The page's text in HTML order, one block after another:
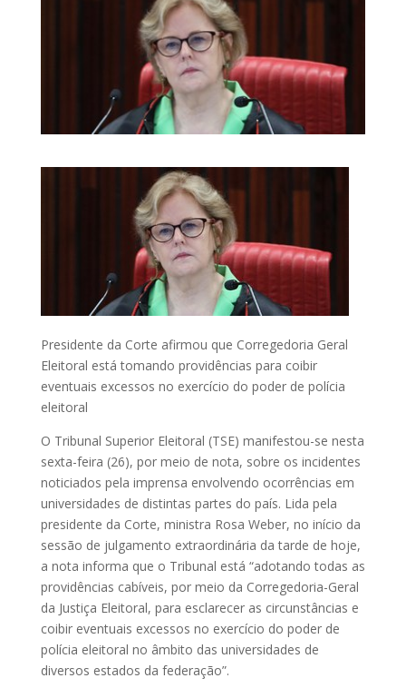
Presidente da Corte afirmou que Corregedoria Geral
Eleitoral está tomando providências para coibir
eventuais excessos no exercício do poder de polícia
eleitoral
O Tribunal Superior Eleitoral (TSE) manifestou-se nesta
sexta-feira (26), por meio de nota, sobre os incidentes
noticiados pela imprensa envolvendo ocorrências em
universidades de distintas partes do país. Lida pela
presidente da Corte, ministra Rosa Weber, no início da
sessão de julgamento extraordinária da tarde de hoje,
a nota informa que o Tribunal está “adotando todas as
providências cabíveis, por meio da Corregedoria-Geral
da Justiça Eleitoral, para esclarecer as circunstâncias e
coibir eventuais excessos no exercício do poder de
polícia eleitoral no âmbito das universidades de
diversos estados da federação”.